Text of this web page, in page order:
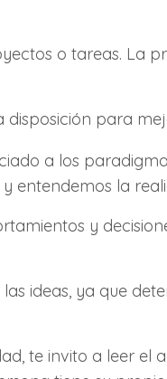
o tareas. La
para
a los
entendemos la
y
ideas, ya que
te invito a leer el